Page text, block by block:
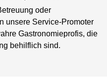
oder
unsere Service-Promoter
Gastronomieprofis, die
behilflich sind.